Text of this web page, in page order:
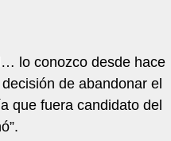
lo conozco desde hace
de abandonar el
que fuera candidato del